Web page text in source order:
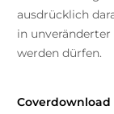
ausdrücklich
in
werden dürfen.
Coverdownload